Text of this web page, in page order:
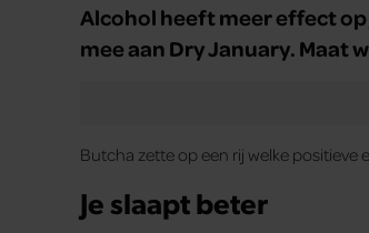
Alcohol heeft meer effect op
mee aan Dry January. Maat
Butcha zette op een rij welke positieve
Je slaapt beter